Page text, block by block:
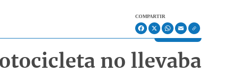
COMPARTIR
Facebook
X WhatsApp
Email
no llevaba